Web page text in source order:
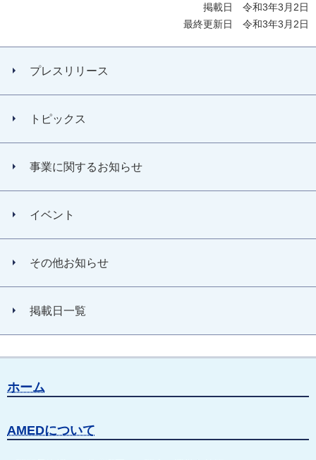
掲載日 令和3年3月2日
最終更新日 令和3年3月2日
プレスリリース
トピックス
事業に関するお知らせ
イベント
その他お知らせ
掲載日一覧
ホーム
AMEDについて